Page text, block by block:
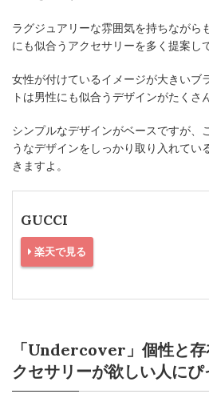
ラグジュアリーな雰囲気を持ちながら
にも似合うアクセサリーを多く提案し
女性が付けているイメージが大きいブ
トは男性にも似合うデザインがたくさ
シンプルなデザインがベースですが、
うなデザインをしっかり取り入れてい
きますよ。
GUCCI
楽天で見る
「Undercover」個性と
クセサリーが欲しい人にぴ